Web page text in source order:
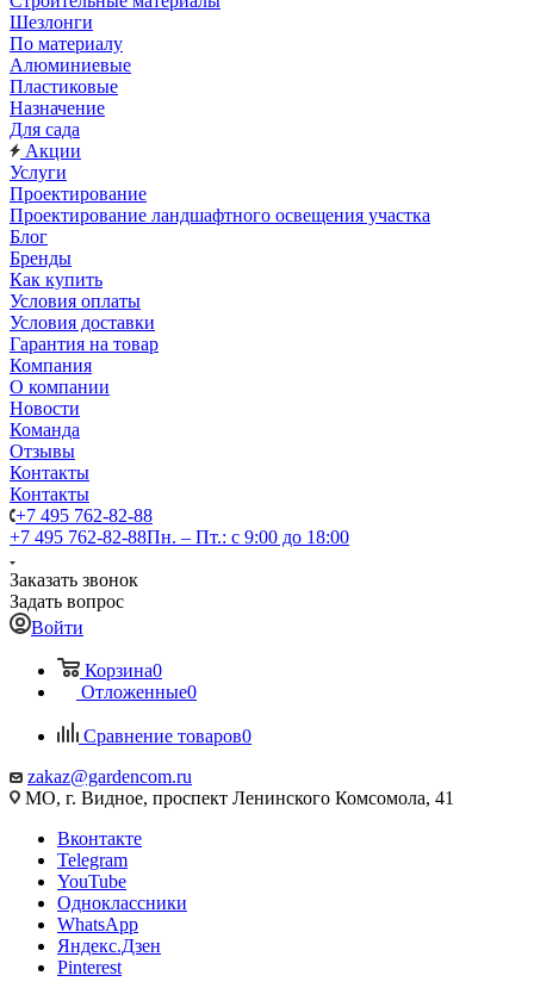
Шезлонги
По материалу
Алюминиевые
Пластиковые
Назначение
Для сада
Акции
Услуги
Проектирование
Проектирование ландшафтного освещения участка
Блог
Бренды
Как купить
Условия оплаты
Условия доставки
Гарантия на товар
Компания
О компании
Новости
Команда
Отзывы
Контакты
Контакты
+7 495 762-82-88
+7 495 762-82-88Пн. – Пт.: с 9:00 до 18:00
Заказать звонок
Задать вопрос
Войти
Корзина0
Отложенные0
Сравнение товаров0
zakaz@gardencom.ru
МО, г. Видное, проспект Ленинского Комсомола, 41
Вконтакте
Telegram
YouTube
Одноклассники
WhatsApp
Яндекс.Дзен
Pinterest